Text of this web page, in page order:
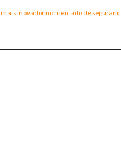
inovador no mercado de